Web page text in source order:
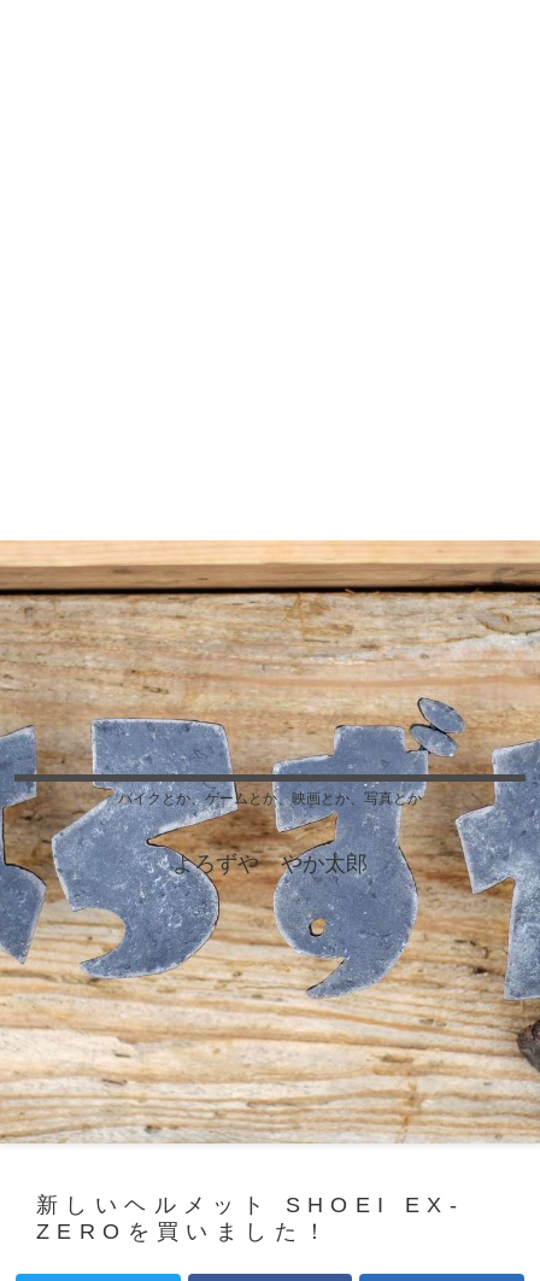
バイクとか、ゲームとか、映画とか、写真とか
よろずや やか太郎
新しいヘルメット SHOEI EX-
ZEROを買いました！